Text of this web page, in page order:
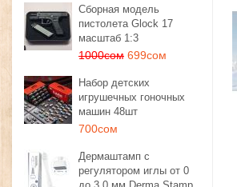
Сборная модель
пистолета Glock 17
масштаб 1:3
1000сом 699сом
Набор детских
игрушечных гоночных
машин 48шт
700сом
Дермаштамп с
регулятором иглы от 0